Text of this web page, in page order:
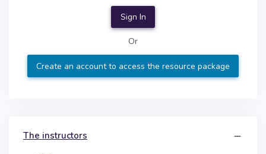
Sign In
Or
Create an account to access the resource package
The instructors